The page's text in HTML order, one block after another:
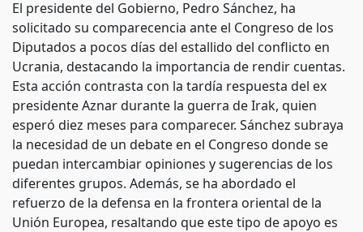
El presidente del Gobierno, Pedro Sánchez, ha
solicitado su comparecencia ante el Congreso de los
Diputados a pocos días del estallido del conflicto en
Ucrania, destacando la importancia de rendir cuentas.
Esta acción contrasta con la tardía respuesta del ex
presidente Aznar durante la guerra de Irak, quien
esperó diez meses para comparecer. Sánchez subraya
la necesidad de un debate en el Congreso donde se
puedan intercambiar opiniones y sugerencias de los
diferentes grupos. Además, se ha abordado el
refuerzo de la defensa en la frontera oriental de la
Unión Europea, resaltando que este tipo de apoyo es